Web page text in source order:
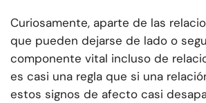
Curiosamente, aparte de las
que pueden dejarse de lado o
componente vital incluso de
es casi una regla que si una
estos signos de afecto casi